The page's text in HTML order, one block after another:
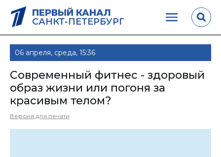
ПЕРВЫЙ КАНАЛ
САНКТ-ПЕТЕРБУРГ
06 апреля, среда, 15:36
Современный фитнес - здоровый
образ жизни или погоня за
красивым телом?
Версия для печати